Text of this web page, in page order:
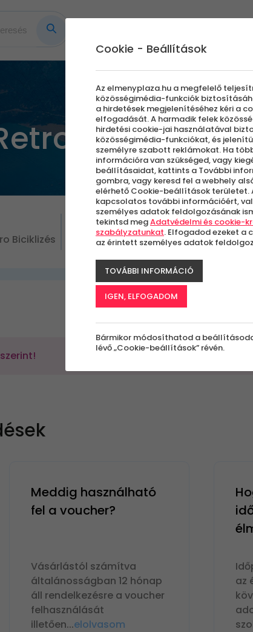
Biciklizés
Biciklizés
Milyen
értékben?
Kinek szól az
élmény?
Meddig használható
fel a voucher?
Vásárlástól számítva
általánosságban 12 hónap
áll rendelkezésre a voucher
felhasználását
illetően...elolvasom
az
Cookie - Beállítások
Az elmenyplaza.hu a megfelelő
közösségimédia-funkciók
a hirdetések megjelenítéséhez kéri a
elfogadását. A harmadik felek
hirdetési cookie-jai használatával
közösségimédia-funkciókat, és
személyre szabott reklámokat. Ha
információra van szükséged, vagy
beállításaidat, kattints a További
gombra, vagy keresd fel a webhely
elérhető Cookie-beállítások területet.
kapcsolatos további információért,
személyes adatok feldolgozásának
tekintsd megAdatvédelmi és cookie-
szabályzatunkat. Elfogadod ezeket a
az érintett személyes adatok
TOVÁBBI INFORMÁCIÓ
IGEN, ELFOGADOM
Bármikor módosíthatod a
lévő „Cookie-beállítások” révén.